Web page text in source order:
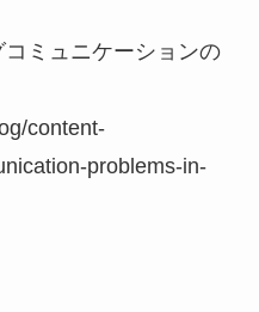
ミュニケーションの
content-
problems-in-